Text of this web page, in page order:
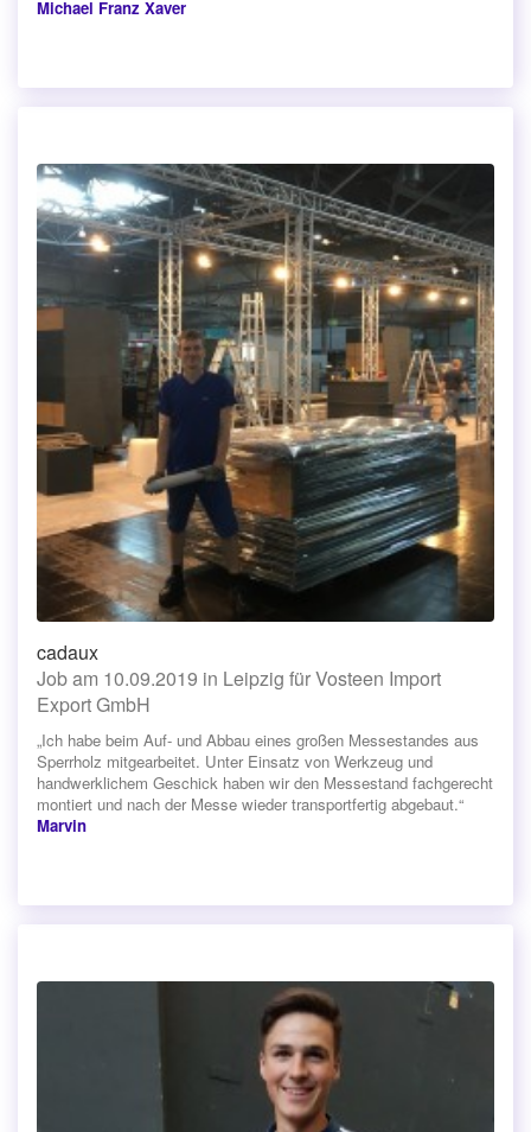
Michael Franz Xaver
cadaux
Job am 10.09.2019 in Leipzig für Vosteen Import
Export GmbH
„Ich habe beim Auf- und Abbau eines großen Messestandes aus
Sperrholz mitgearbeitet. Unter Einsatz von Werkzeug und
handwerklichem Geschick haben wir den Messestand fachgerecht
montiert und nach der Messe wieder transportfertig abgebaut.“
Marvin